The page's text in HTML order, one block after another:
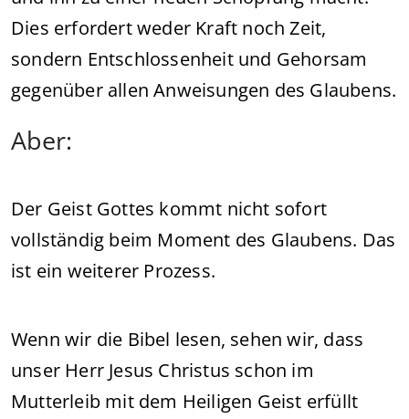
Dies erfordert weder Kraft noch Zeit,
sondern Entschlossenheit und Gehorsam
gegenüber allen Anweisungen des Glaubens.
Aber:
Der Geist Gottes kommt nicht sofort
vollständig beim Moment des Glaubens. Das
ist ein weiterer Prozess.
Wenn wir die Bibel lesen, sehen wir, dass
unser Herr Jesus Christus schon im
Mutterleib mit dem Heiligen Geist erfüllt